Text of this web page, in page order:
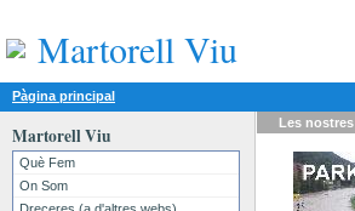
Martorell Viu
Pàgina principal
Martorell Viu
Què Fem
On Som
Les nostres